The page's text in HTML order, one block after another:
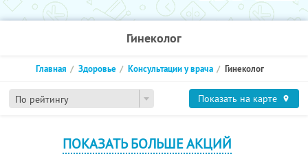
Гинеколог
По рейтингу
Главная Здоровье Консультации у врача Гинеколог
Показать на карте
ПОКАЗАТЬ БОЛЬШЕ АКЦИЙ